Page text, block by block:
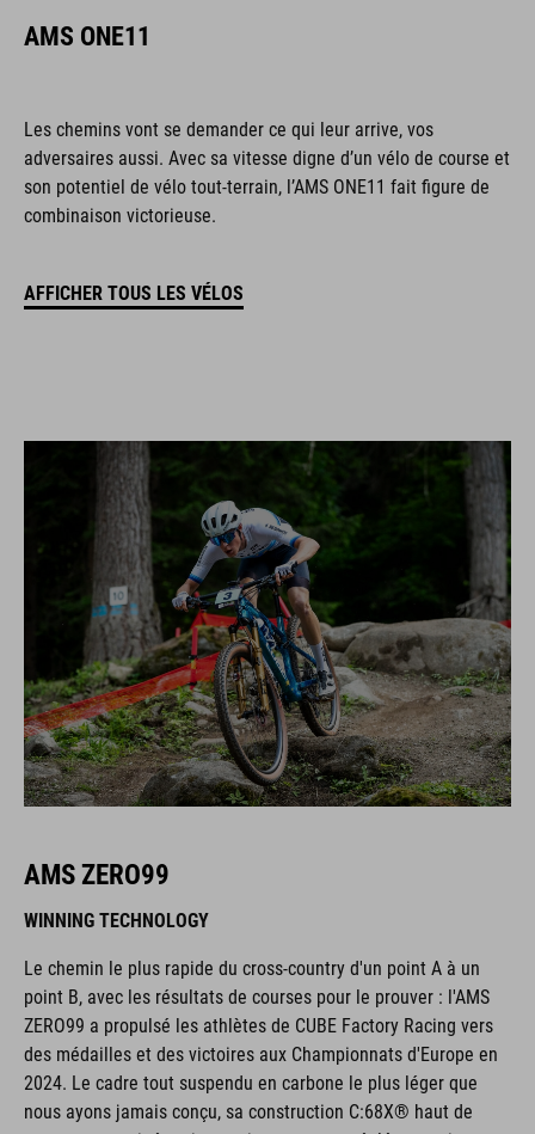
AMS ONE11
Les chemins vont se demander ce qui leur arrive, vos
adversaires aussi. Avec sa vitesse digne d’un vélo de course et
son potentiel de vélo tout-terrain, l’AMS ONE11 fait figure de
combinaison victorieuse.
AFFICHER TOUS LES VÉLOS
AMS ZERO99
WINNING TECHNOLOGY
Le chemin le plus rapide du cross-country d'un point A à un
point B, avec les résultats de courses pour le prouver : l'AMS
ZERO99 a propulsé les athlètes de CUBE Factory Racing vers
des médailles et des victoires aux Championnats d'Europe en
2024. Le cadre tout suspendu en carbone le plus léger que
nous ayons jamais conçu, sa construction C:68X® haut de